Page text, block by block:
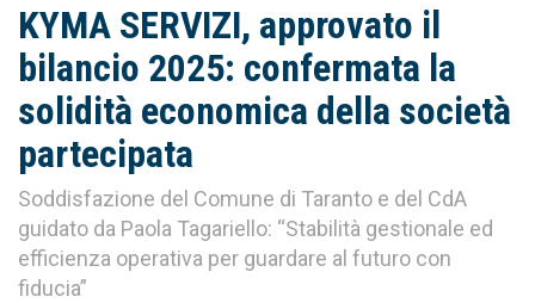
KYMA SERVIZI, approvato il
bilancio 2025: confermata la
solidità economica della società
partecipata
Soddisfazione del Comune di Taranto e del CdA
guidato da Paola Tagariello: “Stabilità gestionale ed
efficienza operativa per guardare al futuro con
fiducia”